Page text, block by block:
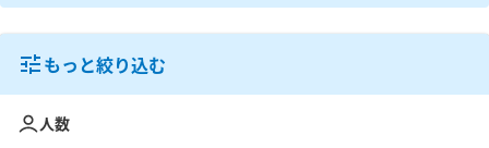
もっと絞り込む
人数